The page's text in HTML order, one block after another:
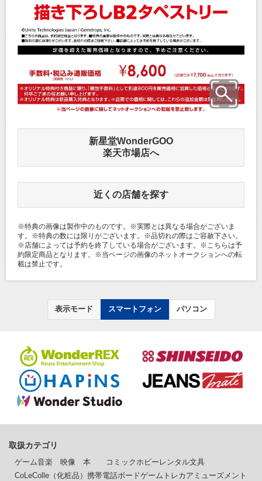
新星堂WonderGOO
楽天市場店へ
近くの店舗を探す
※特典の画像は製作中のものです。※実際とは異なる場合がございま
す。※特典の数には限りがございます。※品切れの際はご容赦下さい。
※店舗によっては予約を終了している場合がございます。※こちらは予
約限定商品となります。※当ページの画像のネットオークションへの転
載は禁止です。
表示モード スマートフォン パソコン
取扱カテゴリ
ゲーム音楽 映像 本 コミック ホビー レンタル文具
CoLeColle（化粧品） 携帯電話ボードゲーム トレカ アミューズメント